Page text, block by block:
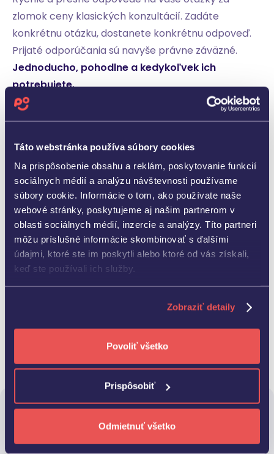
Táto webstránka používa súbory cookies
Na prispôsobenie obsahu a reklám, poskytovanie funkcií
sociálnych médií a analýzu návštevnosti používame
súbory cookie. Informácie o tom, ako používate naše
webové stránky, poskytujeme aj našim partnerom v
oblasti sociálnych médií, inzercie a analýzy. Títo partneri
môžu príslušné informácie skombinovať s ďalšími
údajmi, ktoré ste im poskytli alebo ktoré od vás získali,
keď ste používali ich služby.
Zobraziť detaily
Povoliť všetko
Prispôsobiť
Odmietnuť všetko
zlomok ceny klasických konzultácií. Zadáte
konkrétnu otázku, dostanete konkrétnu odpoveď.
Prijaté odporúčania sú navyše právne záväzné.
Jednoducho, pohodlne a kedykoľvek ich
potrebujete.
Užívajte si výhody služby